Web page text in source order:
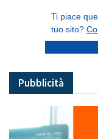
Pubblicità